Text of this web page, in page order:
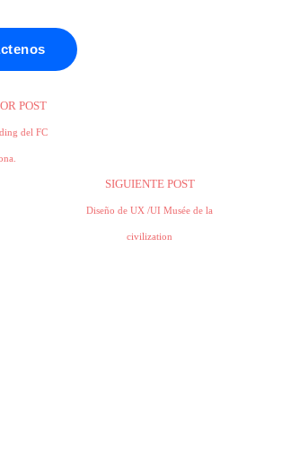
POST
del FC
SIGUIENTE POST
Diseño de UX /UI Musée de la
civilization